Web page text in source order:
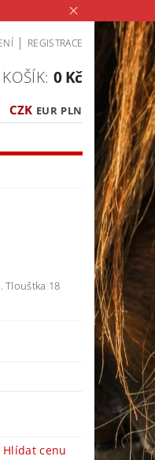
| REGISTRACE
CZK EUR PLN
KOŠÍK: 0 Kč
Tlouštka 18
Hlídat cenu